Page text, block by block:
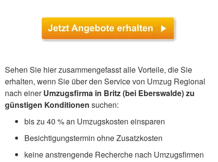
Sehen Sie hier zusammengefasst alle Vorteile, die Sie
erhalten, wenn Sie über den Service von Umzug Regional
nach einerUmzugsfirma in Britz (bei Eberswalde) zu
günstigen Konditionen suchen:
bis zu 40 % an Umzugskosten einsparen
Besichtigungstermin ohne Zusatzkosten
keine anstrengende Recherche nach Umzugsfirmen